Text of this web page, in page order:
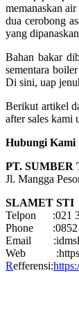
memanaskan
dua cerobong
yang
Bahan bakar
sementara
Di sini, uap
Berikut artikel
after sales kami
Hubungi Kami
PT.
Jl. Mangga
SLAMET STI
Telpon :021
Phone :0852
Email
Web :https://
Refferensi: